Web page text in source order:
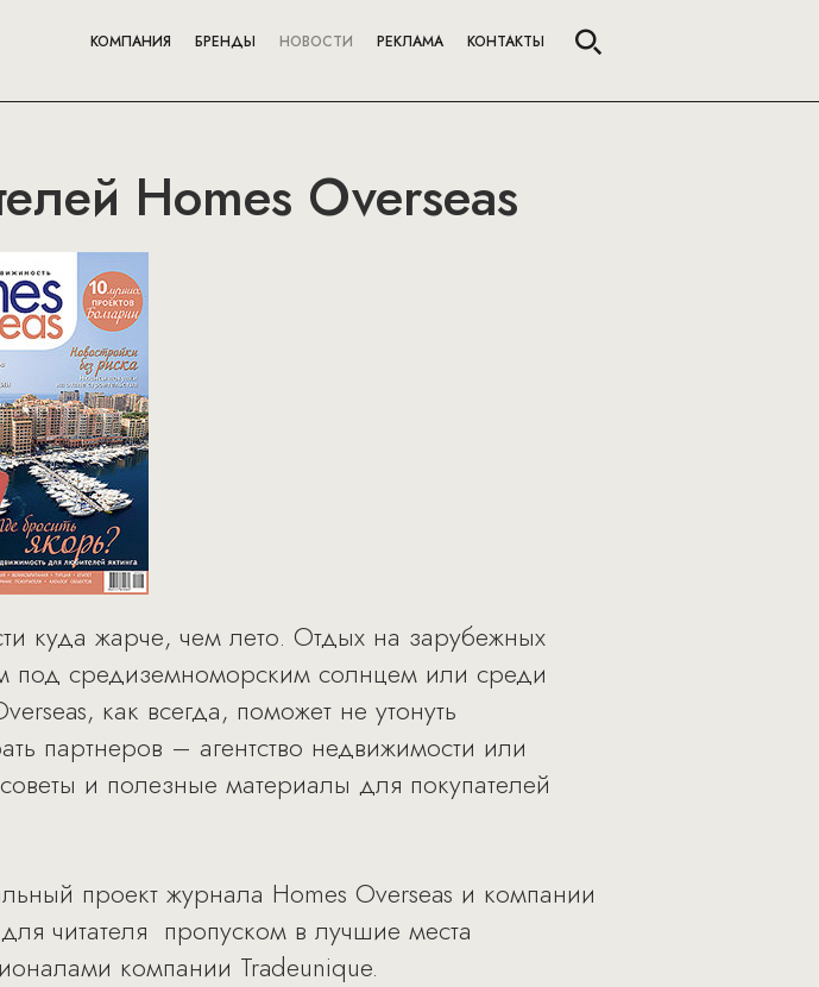
КОМПАНИЯ БРЕНДЫ НОВОСТИ РЕКЛАМА КОНТАКТЫ
Homes Overseas
куда жарче, чем лето. Отдых на зарубежных
под средиземноморским солнцем или среди
как всегда, поможет не утонуть
партнеров – агентство недвижимости или
и полезные материалы для покупателей
проект журнала Homes Overseas и компании
читателя пропуском в лучшие места
компании Tradeunique.